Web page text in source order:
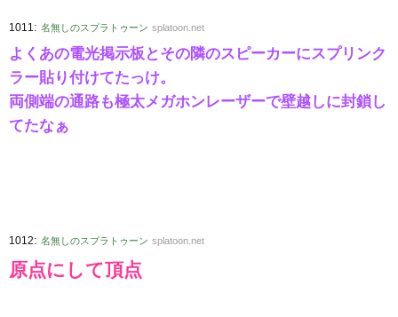
1011: 名無しのスプラトゥーン splatoon.net
よくあの電光掲示板とその隣のスピーカーにスプリンク
ラー貼り付けてたっけ。
両側端の通路も極太メガホンレーザーで壁越しに封鎖し
てたなぁ
1012: 名無しのスプラトゥーン splatoon.net
原点にして頂点